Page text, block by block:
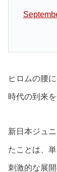
ヒロムの腰
時代の到来
新日本ジュ
たことは、
刺激的な展